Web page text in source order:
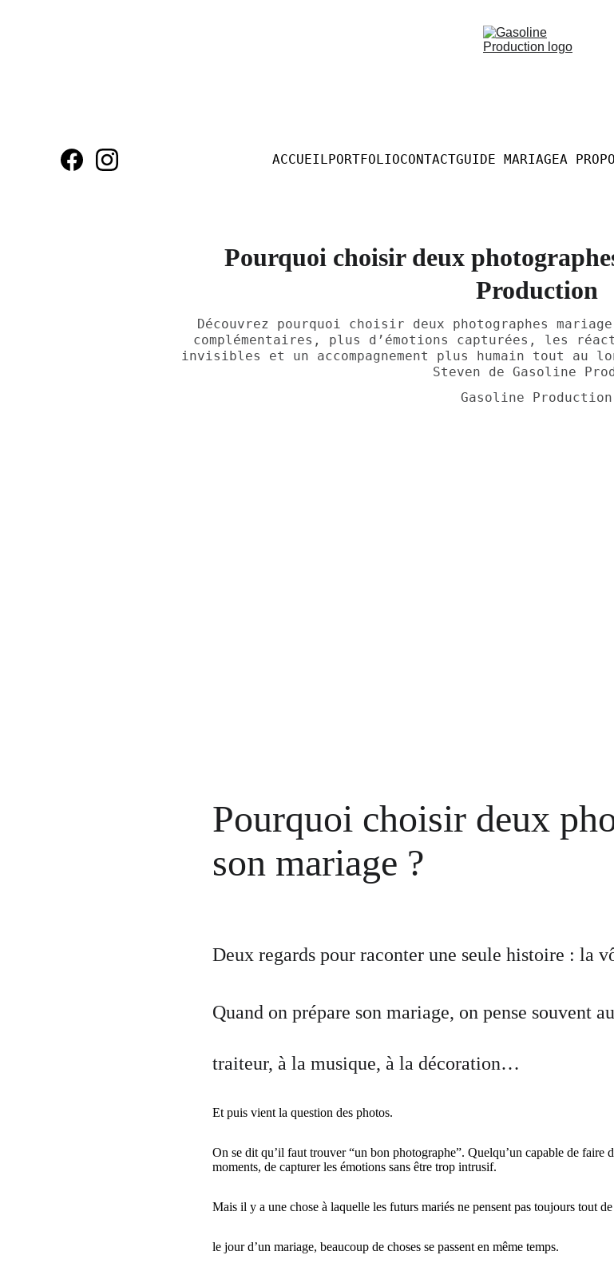
ACCUEIL PORTFOLIOCONTACTGUIDE MARIAGEA
Pourquoi choisir deux
Production
Découvrez pourquoi choisir deux photographes
complémentaires, plus d’émotions capturées, les
invisibles et un accompagnement plus humain tout au
Steven de Gasoline
Gasoline Production
Pourquoi choisir deux
son mariage ?
Deux regards pour raconter une seule histoire : la
Quand on prépare son mariage, on pense souvent
traiteur, à la musique, à la décoration…
Et puis vient la question des photos.
On se dit qu’il faut trouver “un bon photographe”. Quelqu’un capable de faire
moments, de capturer les émotions sans être trop intrusif.
Mais il y a une chose à laquelle les futurs mariés ne pensent pas toujours tout
le jour d’un mariage, beaucoup de choses se passent en même temps.